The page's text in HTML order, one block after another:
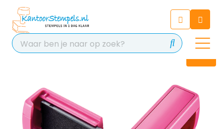
Chat 24/7 met onze chatbot
voor hulp
Contact